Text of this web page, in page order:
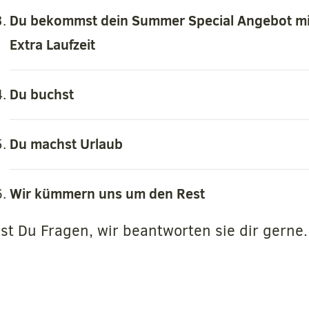
Du bekommst dein Summer Special Angebot
Extra Laufzeit
Du buchst
Du machst Urlaub
Wir kümmern uns um den Rest
Du Fragen, wir beantworten sie dir